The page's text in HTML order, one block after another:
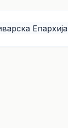
Епархија